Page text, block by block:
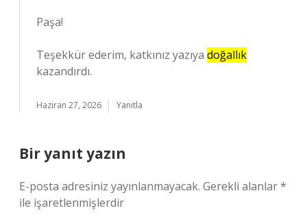
Paşa!
Teşekkür ederim, katkınız yazıya doğallık
kazandırdı.
Haziran 27, 2026 Yanıtla
Bir yanıt yazın
E-posta adresiniz yayınlanmayacak. Gerekli alanlar*
ile işaretlenmişlerdir